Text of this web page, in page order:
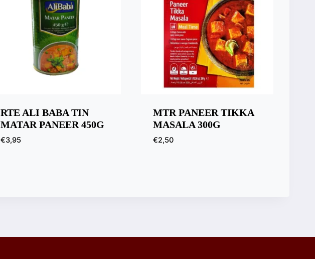
RTE ALI BABA TIN
MATAR PANEER 450G
€3,95
MTR PANEER TIKKA
MASALA 300G
€2,50